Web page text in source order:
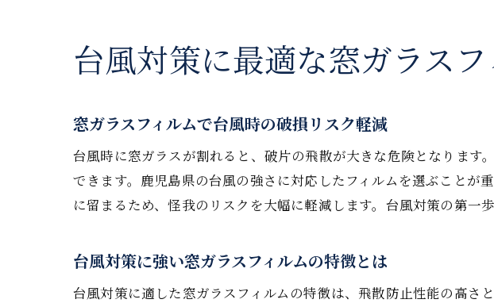
窓ガラスフィ
鹿児島県の気候
窓ガラスフ
地域特性を
窓ガラスフ
飛散防止を重視し
窓ガラスフ
台風対策に最適な窓ガラス
窓ガラスフィルムで台風時の破損リスク軽減
台風時に窓ガラスが割れると、破片の飛散が大きな危険となりま
できます。鹿児島県の台風の強さに対応したフィルムを選ぶことが
に留まるため、怪我のリスクを大幅に軽減します。台風対策の第一
台風対策に強い窓ガラスフィルムの特徴とは
台風対策に適した窓ガラスフィルムの特徴は、飛散防止性能の高